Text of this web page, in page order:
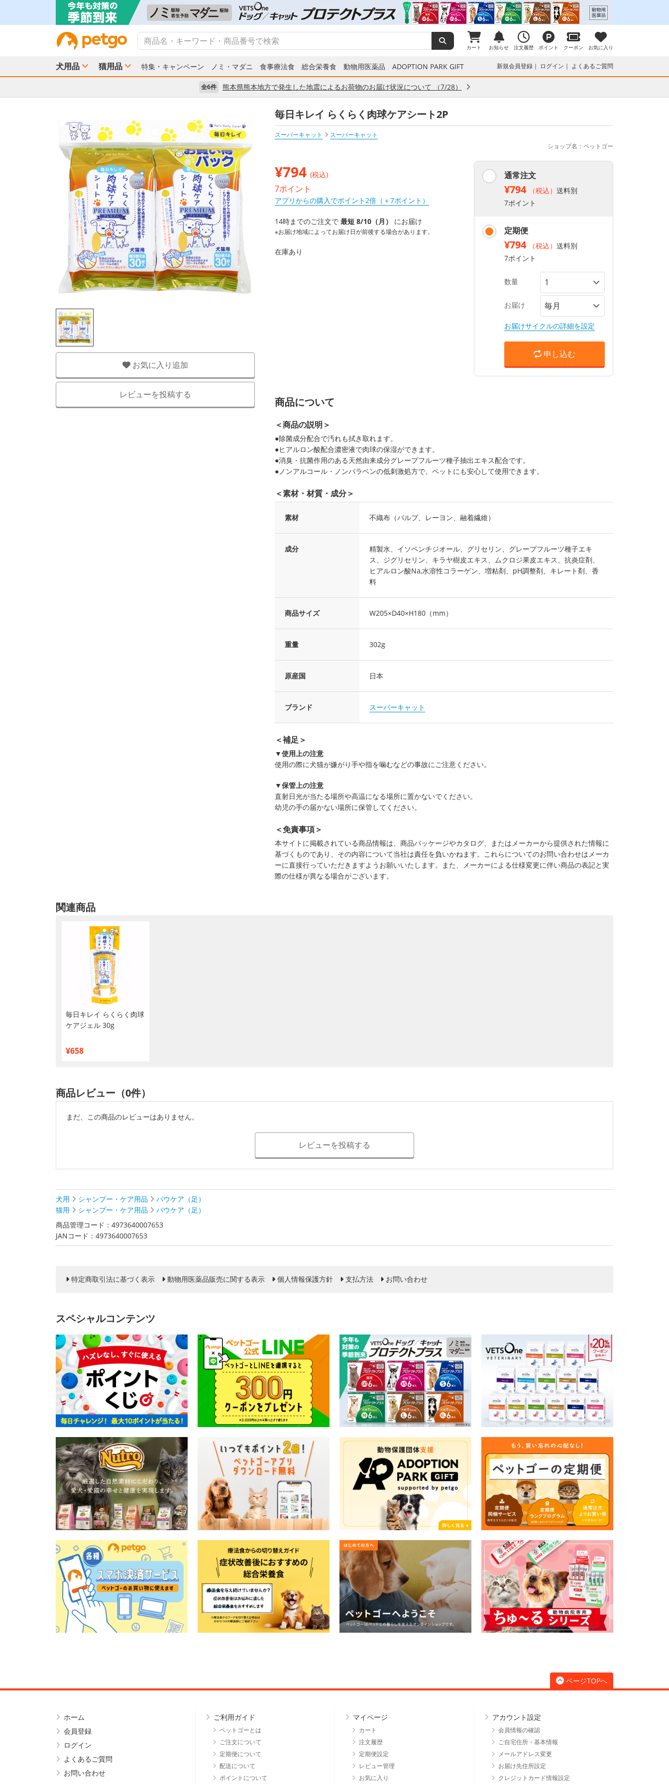
カート お知らせ 注文履歴 ポイント クーポン お気に入り
犬用品 猫用品 特集・キャンペーン ノミ・マダニ 食事療法食 総合栄養食 動物用医薬品 ADOPTION PARK GIFT 新規会員登録 ログイン よくあるご質問
全6件 熊本県熊本地方で発生した地震によるお荷物のお届け状況について （7/28）
お気に入り追加
レビューを投稿する
毎日キレイ らくらく肉球ケアシート2P
スーパーキャット
スーパーキャット
ショップ名：ペットゴー
¥794 (税込)
7ポイント
アプリからの購入でポイント2倍（＋7ポイント）
14時までのご注文で 最短 8/10（月） にお届け
※お届け地域によってお届け日が前後する場合があります。
在庫あり
通常注文
¥794 （税込） 送料別
7ポイント
定期便
¥794 （税込） 送料別
7ポイント
数量
お届け
お届けサイクルの詳細を設定
申し込む
商品について
＜商品の説明＞
●除菌成分配合で汚れも拭き取れます。
●ヒアルロン酸配合濃密液で肉球の保湿ができます。
●消臭・抗菌作用のある天然由来成分グレープフルーツ種子抽出エキス配合です。
●ノンアルコール・ノンパラベンの低刺激処方で、ペットにも安心して使用できます。
＜素材・材質・成分＞
素材 不織布（パルプ、レーヨン、融着繊維）
成分
精製水、イソペンチジオール、グリセリン、グレープフルーツ種子エキ
ス、ジグリセリン、キラヤ樹皮エキス、ムクロジ果皮エキス、抗炎症剤、
ヒアルロン酸Na,水溶性コラーゲン、増粘剤、pH調整剤、キレート剤、香
料
商品サイズ W205×D40×H180（mm）
重量 302g
原産国 日本
ブランド スーパーキャット
＜補足＞
▼使用上の注意
使用の際に犬猫が嫌がり手や指を噛むなどの事故にご注意ください。
▼保管上の注意
直射日光が当たる場所や高温になる場所に置かないでください。
幼児の手の届かない場所に保管してください。
＜免責事項＞
本サイトに掲載されている商品情報は、商品パッケージやカタログ、またはメーカーから提供された情報に
基づくものであり、その内容について当社は責任を負いかねます。これらについてのお問い合わせはメーカ
ーに直接行っていただきますようお願いいたします。また、メーカーによる仕様変更に伴い商品の表記と実
際の仕様が異なる場合がございます。
関連商品
毎日キレイ らくらく肉球
ケアジェル 30g
¥658
商品レビュー（0件）
まだ、この商品のレビューはありません。
レビューを投稿する
犬用 シャンプー・ケア用品
パウケア（足）
猫用
シャンプー・ケア用品
パウケア（足）
商品管理コード：4973640007653
JANコード：4973640007653
特定商取引法に基づく表示 動物用医薬品販売に関する表示 個人情報保護方針 支払方法 お問い合わせ
スペシャルコンテンツ
ページTOPへ
ホーム
会員登録
ログイン
よくあるご質問
お問い合わせ
ご利用ガイド
ペットゴーとは
ご注文について
定期便について
配送について
ポイントについて
マイページ
カート
注文履歴
定期便設定
レビュー管理
お気に入り
アカウント設定
会員情報の確認
ご自宅住所・基本情報
メールアドレス変更
お届け先住所設定
クレジットカード情報設定